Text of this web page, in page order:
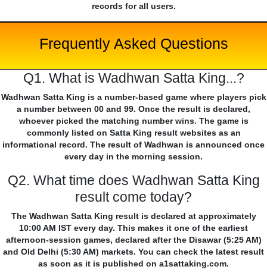
records for all users.
Frequently Asked Questions
Q1. What is Wadhwan Satta King...?
Wadhwan Satta King is a number-based game where players pick
a number between 00 and 99. Once the result is declared,
whoever picked the matching number wins. The game is
commonly listed on Satta King result websites as an
informational record. The result of Wadhwan is announced once
every day in the morning session.
Q2. What time does Wadhwan Satta King
result come today?
The Wadhwan Satta King result is declared at approximately
10:00 AM IST every day. This makes it one of the earliest
afternoon-session games, declared after the Disawar (5:25 AM)
and Old Delhi (5:30 AM) markets. You can check the latest result
as soon as it is published on a1sattaking.com.